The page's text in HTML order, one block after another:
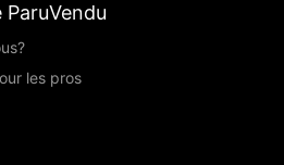
les pros